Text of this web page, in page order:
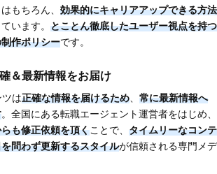
もちろん、 効果的にキャリアアップできる方法
ています。 とことん徹底したユーザー視点を持つ
作ポリシーです。
＆最新情報をお届け
は正確な情報を届けるため
常に最新情報へ
。全国にある転職エージェント運営者をはじめ、
も修正依頼を頂くことで、 タイムリーなコンテ
問わず更新するスタイルが信頼される専門メデ